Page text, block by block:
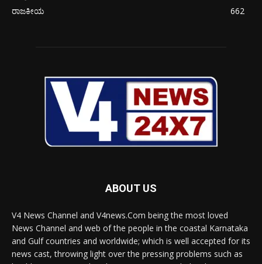
ರಾಜಕೀಯ
662
ABOUT US
V4 News Channel and V4news.Com being the most loved
News Channel and web of the people in the coastal Karnataka
and Gulf countries and worldwide; which is well accepted for its
news cast, throwing light over the pressing problems such as